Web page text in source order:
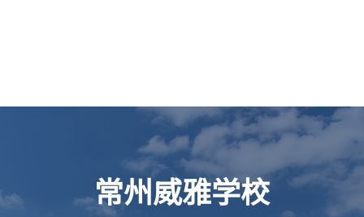
常州威雅学校